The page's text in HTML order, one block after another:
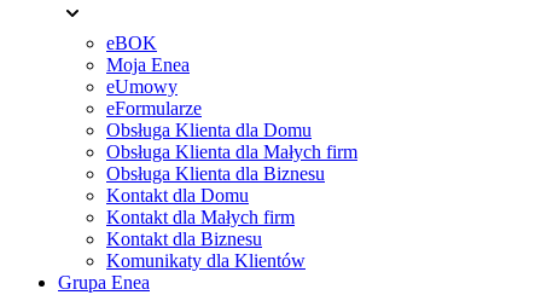
eBOK
Moja Enea
eUmowy
eFormularze
Obsługa Klienta dla Domu
Obsługa Klienta dla Małych firm
Obsługa Klienta dla Biznesu
Kontakt dla Domu
Kontakt dla Małych firm
Kontakt dla Biznesu
Komunikaty dla Klientów
Grupa Enea